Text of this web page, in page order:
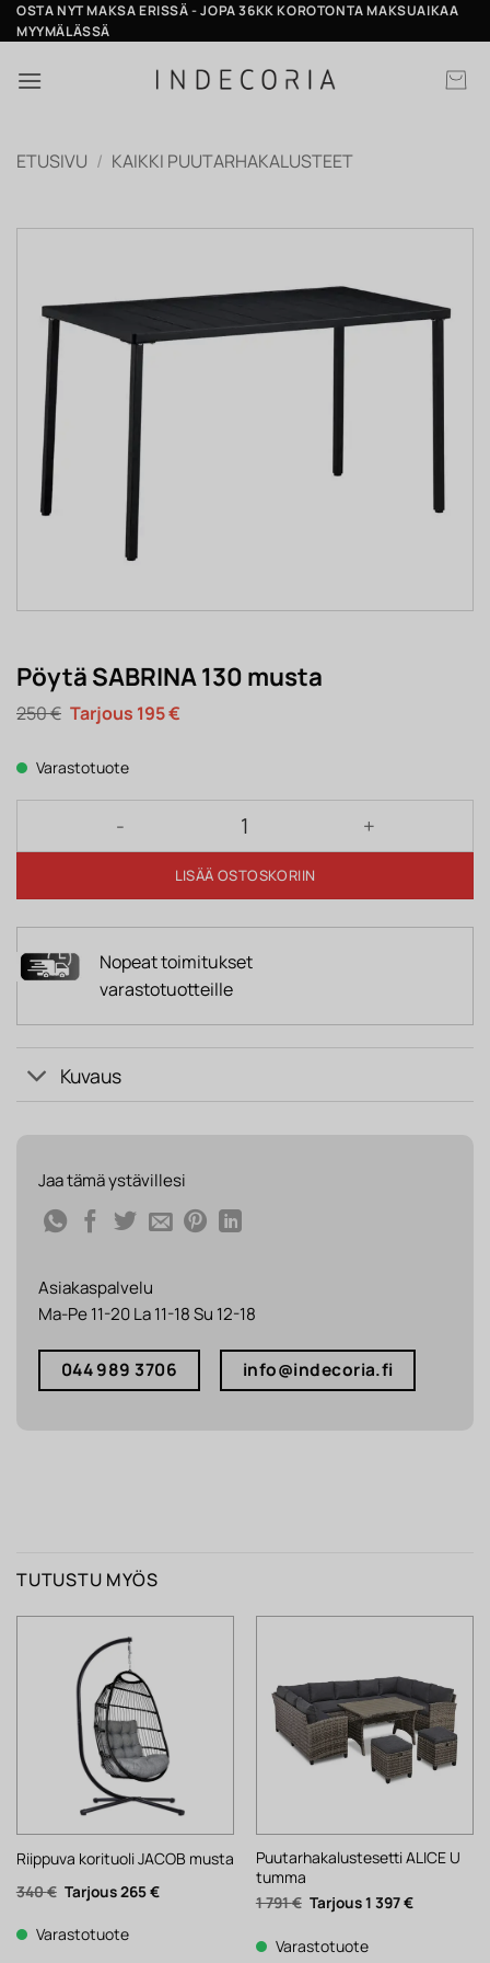
Skip
to
OSTA NYT MAKSA ERISSÄ - JOPA 36KK KOROTONTA MAKSUAIKAA
MYYMÄLÄSSÄ
ETUSIVU / KAIKKI PUUTARHAKALUSTEET
Pöytä SABRINA 130 musta
250€ Alkuperäinen
hinta
250 €.
195€Nykyinen
Varastotuote
Pöytä SABRINA 130 musta määrä
LISÄÄ OSTOSKORIIN
Nopeat toimitukset
varastotuotteille
Kuvaus
Jaa tämä ystävillesi
Asiakaspalvelu
Ma-Pe 11-20 La 11-18 Su 12-18
044 989 3706 info@indecoria.fi
TUTUSTU MYÖS
Riippuva korituoli JACOB musta
340€ Alkuperäinen
hinta
340 €.
265€Nykyinen
Varastotuote
Puutarhakalustesetti ALICE U
tumma
1 791€ Alkuperäinen
hinta
1
1 397€Nykyinen
Varastotuote